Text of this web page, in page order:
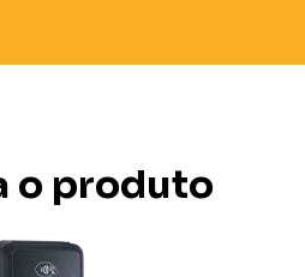
o produto